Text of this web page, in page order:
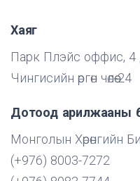
Хаяг
Парк Плэйс оффис, 4
Чингисийн өргөн чөлөө-24
Дотоод арилжааны
Монголын Хөрөнгийн
(+976) 8003-7272